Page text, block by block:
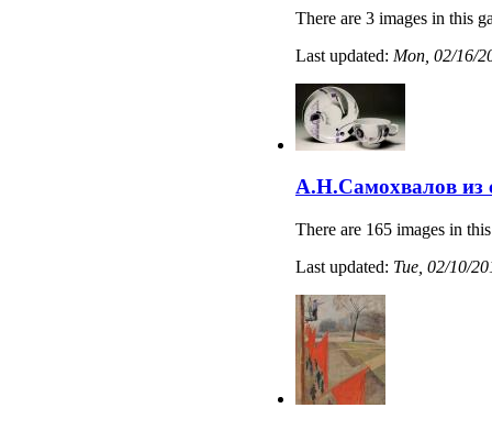
There are 3 images in this
Last updated: Mon, 02/16/
А.Н.Самохвалов из
There are 165 images in
Last updated: Tue, 02/10/